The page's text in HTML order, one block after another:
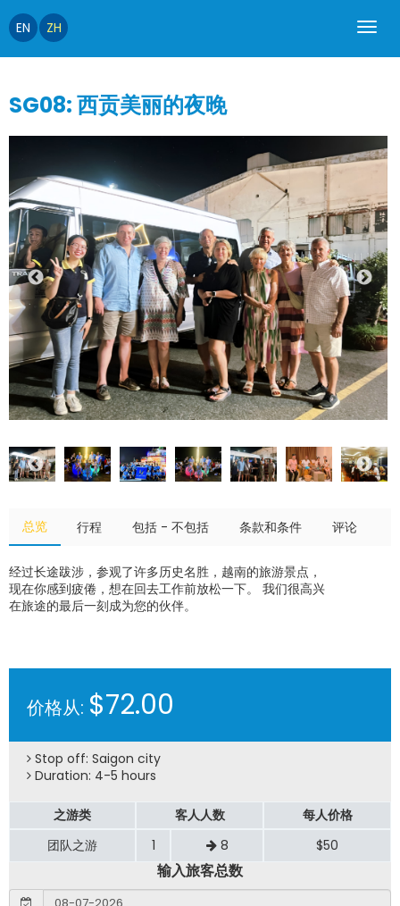
EN ZH
SG08: 西贡美丽的夜晚
总览 行程 包括 - 不包括 条款和条件 评论
经过长途跋涉，参观了许多历史名胜，越南的旅游景点，
现在你感到疲倦，想在回去工作前放松一下。 我们很高兴
在旅途的最后一刻成为您的伙伴。
价格从: $72.00
Stop off: Saigon city
Duration: 4-5 hours
之游类 客人人数
每人价格
团队之游
1 8 $50
输入旅客总数